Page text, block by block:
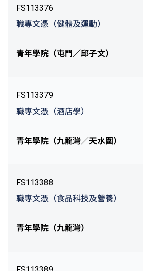
FS113376
職專文憑（健體及運動）
青年學院（屯門／邱子文）
FS113379
職專文憑（酒店學）
青年學院（九龍灣／天水圍）
FS113388
職專文憑（食品科技及營養）
青年學院（九龍灣）